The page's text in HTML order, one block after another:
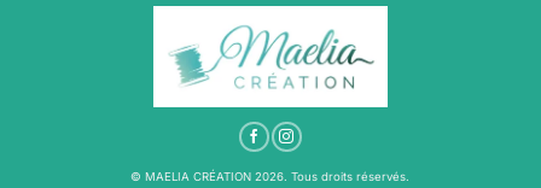
© MAELIA CRÉATION 2026. Tous droits réservés.